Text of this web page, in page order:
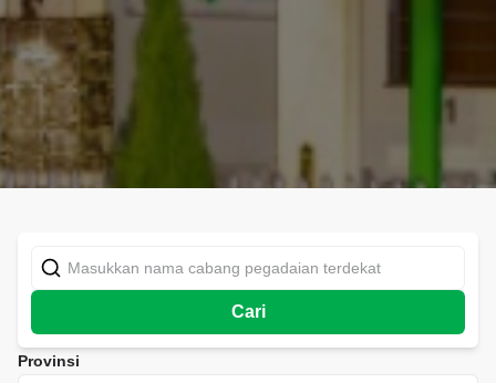
Cari
Provinsi